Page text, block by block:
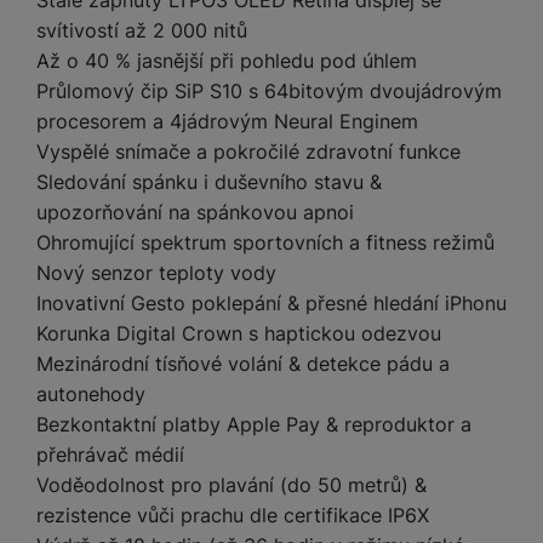
u
t
d
o
o
r
é
k
a
m
e
r
y
D
a
i
c
e
c
k
y
r
o
m
o
ln
í
t
el
e
f
o
n
y
d
k
y
á
kl
a
p
r
o
t
le
t
y
D
á
k
y
r
š
n
y
a
b
a
h
y
n
a
n
o
t
o
t
v
í
k
f
o
a
p
a
r
á
m
S
t
a
N
a
b
t
k
a
ř
e
b
i
č
e
L
e
d
n
i
c
P
r
a
č
k
m
o
ni
t
o
r
y
a
rt
P
s
l
u
š
svítivostí až 2 000 nitů
Až o 40 % jasnější při pohledu pod úhlem
Průlomový čip SiP S10 s 64bitovým dvoujádrovým
procesorem a 4jádrovým Neural Enginem
Vyspělé snímače a pokročilé zdravotní funkce
Sledování spánku i duševního stavu &
upozorňování na spánkovou apnoi
Ohromující spektrum sportovních a fitness režimů
Nový senzor teploty vody
Inovativní Gesto poklepání & přesné hledání iPhonu
Korunka Digital Crown s haptickou odezvou
Mezinárodní tísňové volání & detekce pádu a
autonehody
Bezkontaktní platby Apple Pay & reproduktor a
přehrávač médií
Voděodolnost pro plavání (do 50 metrů) &
rezistence vůči prachu dle certifikace IP6X